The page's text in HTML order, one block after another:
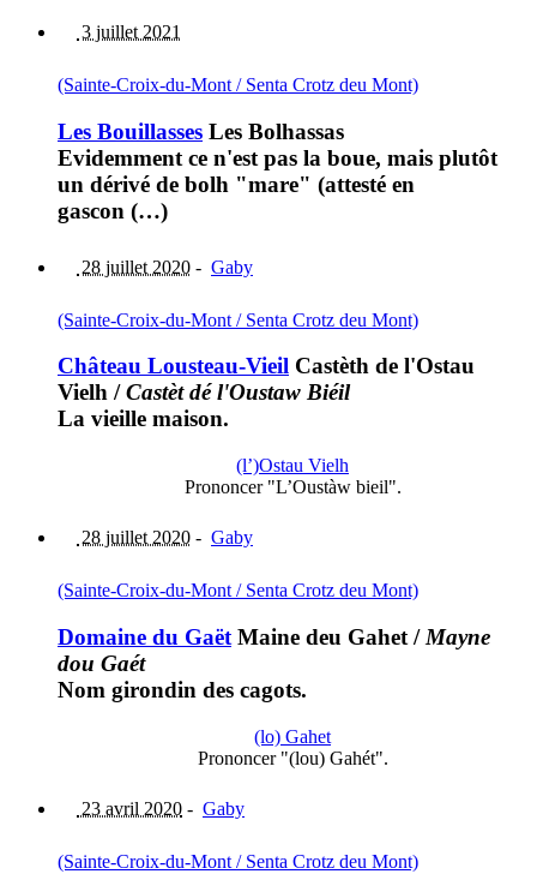
3 juillet 2021
(Sainte-Croix-du-Mont / Senta Crotz deu Mont)
Les Bouillasses Les Bolhassas
Evidemment ce n'est pas la boue, mais plutôt
un dérivé de bolh "mare" (attesté en
gascon (…)
28 juillet 2020 - Gaby
(Sainte-Croix-du-Mont / Senta Crotz deu Mont)
Château Lousteau-Vieil Castèth de l'Ostau
Vielh /Castèt dé l'Oustaw Biéil
La vieille maison.
(l’)Ostau Vielh
Prononcer "L’Oustàw bieil".
28 juillet 2020 - Gaby
(Sainte-Croix-du-Mont / Senta Crotz deu Mont)
Domaine du Gaët Maine deu Gahet / Mayne
dou Gaét
Nom girondin des cagots.
(lo) Gahet
Prononcer "(lou) Gahét".
23 avril 2020 - Gaby
(Sainte-Croix-du-Mont / Senta Crotz deu Mont)